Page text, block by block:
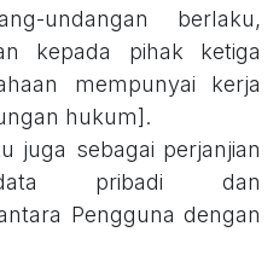
undangan berlaku,
kepada pihak ketiga
mempunyai kerja
hukum].
juga sebagai perjanjian
data pribadi dan
Pengguna dengan